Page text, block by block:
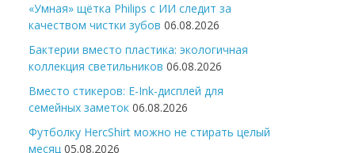
«Умная» щётка Philips с ИИ следит за
качеством чистки зубов 06.08.2026
Бактерии вместо пластика: экологичная
коллекция светильников 06.08.2026
Вместо стикеров: E-Ink-дисплей для
семейных заметок 06.08.2026
Футболку HercShirt можно не стирать целый
месяц 05.08.2026